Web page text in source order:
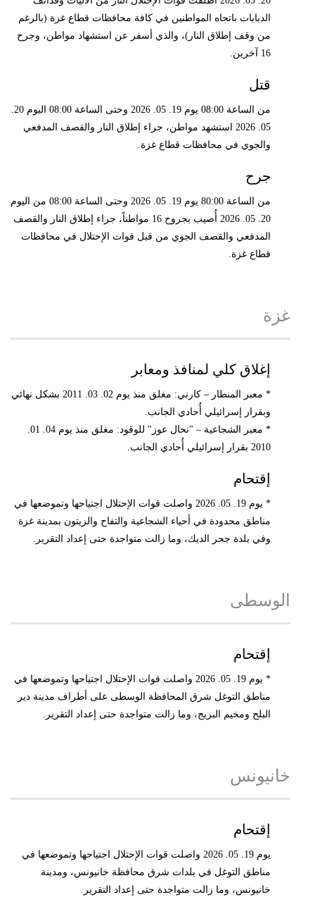
الدبابات باتجاه المواطنين في كافة محافظات قطاع غزة (بالرغم
من وقف إطلاق النار)، والذي أسفر عن استشهاد مواطن، وجرح
16 آخرين.
قتل
من الساعة 08:00 يوم 19. 05. 2026 وحتى الساعة 08:00 اليوم 20.
05. 2026 استشهد مواطن، جراء إطلاق النار والقصف المدفعي
والجوي في محافظات قطاع غزة.
جرح
من الساعة 80:00 يوم 19. 05. 2026 وحتى الساعة 08:00 من اليوم
20. 05. 2026 أُصيب بجروح 16 مواطناً، جراء إطلاق النار والقصف
المدفعي والقصف الجوي من قبل قوات الإحتلال في محافظات
قطاع غزة.
غزة
إغلاق كلي لمنافذ ومعابر
* معبر المنطار – كارني: مغلق منذ يوم 02. 03. 2011 بشكل نهائي
وبقرار إسرائيلي أُحادي الجانب.
* معبر الشجاعية – "نحال عوز" للوقود: مغلق منذ يوم 04. 01.
2010 بقرار إسرائيلي أُحادي الجانب.
إقتحام
* يوم 19. 05. 2026 واصلت قوات الإحتلال اجتياحها وتموضعها في
مناطق محدودة في أحياء الشجاعية والتفاح والزيتون بمدينة غزة
وفي بلدة جحر الديك، وما زالت متواجدة حتى إعداد التقرير.
الوسطى
إقتحام
* يوم 19. 05. 2026 واصلت قوات الإحتلال اجتياحها وتموضعها في
مناطق التوغل شرق المحافظة الوسطى على أطراف مدينة دير
البلح ومخيم البريج، وما زالت متواجدة حتى إعداد التقرير.
خانيونس
إقتحام
يوم 19. 05. 2026 واصلت قوات الإحتلال اجتياحها وتموضعها في
مناطق التوغل في بلدات شرق محافظة خانيونس، ومدينة
خانيونس، وما زالت متواجدة حتى إعداد التقرير.